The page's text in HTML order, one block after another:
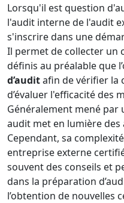
Lorsqu'il est question
l'audit interne de l'audit
s'inscrire dans une
Il permet de collecter un
définis au préalable que
d’auditafin de vérifier la
d’évaluer l'efficacité des
Généralement mené par
audit met en lumière des
Cependant, sa
entreprise externe
souvent des conseils et
dans la préparation
l’obtention de nouvelles